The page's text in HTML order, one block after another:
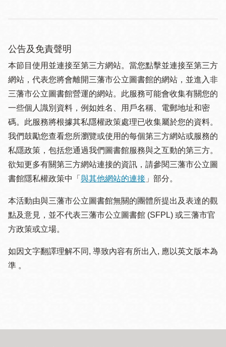
公告及免責聲明
本節目使用並連接至第三方網站。當您點擊並連接至第三方
網站，代表您將會離開三藩市公立圖書館的網站，並進入非
三藩市公立圖書館營運的網站。此服務可能會收集有關您的
一些個人識別資料，例如姓名、用戶名稱、電郵地址和密
碼。此服務將根據其私隱權政策處理已收集屬於您的資料。
我們鼓勵您查看您所瀏覽或使用的每個第三方網站或服務的
私隱政策，包括您通過我們圖書館服務與之互動的第三方。
欲知更多有關第三方網站連接的資訊，請參閱三藩市公立圖
書館隱私權政策中「 與其他網站的連接 」部分。
本活動由與三藩市公立圖書館無關的團體所提出及表達的觀
點及意見，並不代表三藩市公立圖書館 (SFPL) 或三藩市官
方政策或立場。
如因文字翻譯理解不同, 導致內容有所出入, 應以英文版本為
準 。